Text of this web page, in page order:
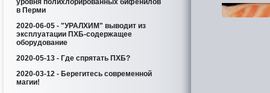
уровня полихлорированных бифенилов
в Перми
2020-06-05 - "УРАЛХИМ" выводит из
эксплуатации ПХБ-содержащее
оборудование
2020-05-13 - Где спрятать ПХБ?
2020-03-12 - Берегитесь современной
магии!